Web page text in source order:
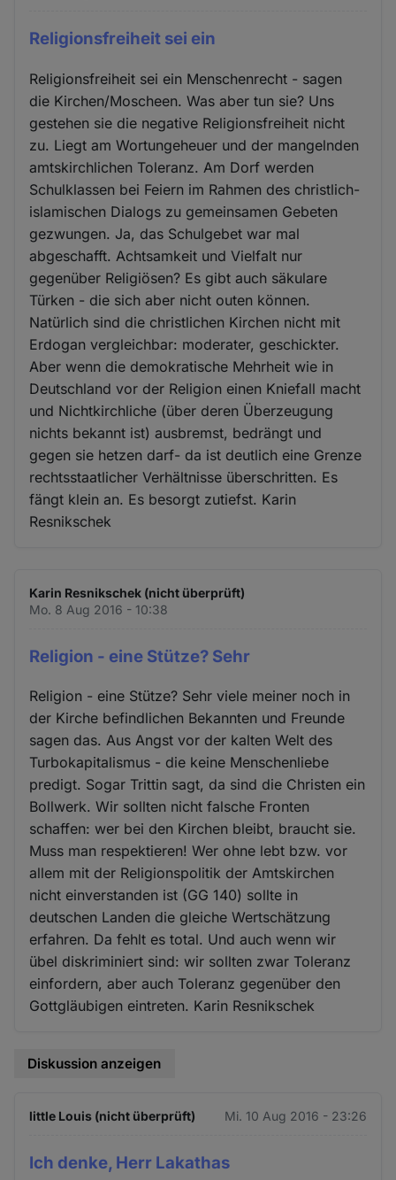
Religionsfreiheit sei ein
Religionsfreiheit sei ein Menschenrecht - sagen
die Kirchen/Moscheen. Was aber tun sie? Uns
gestehen sie die negative Religionsfreiheit nicht
zu. Liegt am Wortungeheuer und der mangelnden
amtskirchlichen Toleranz. Am Dorf werden
Schulklassen bei Feiern im Rahmen des christlich-
islamischen Dialogs zu gemeinsamen Gebeten
gezwungen. Ja, das Schulgebet war mal
abgeschafft. Achtsamkeit und Vielfalt nur
gegenüber Religiösen? Es gibt auch säkulare
Türken - die sich aber nicht outen können.
Natürlich sind die christlichen Kirchen nicht mit
Erdogan vergleichbar: moderater, geschickter.
Aber wenn die demokratische Mehrheit wie in
Deutschland vor der Religion einen Kniefall macht
und Nichtkirchliche (über deren Überzeugung
nichts bekannt ist) ausbremst, bedrängt und
gegen sie hetzen darf- da ist deutlich eine Grenze
rechtsstaatlicher Verhältnisse überschritten. Es
fängt klein an. Es besorgt zutiefst. Karin
Resnikschek
Karin Resnikschek (nicht überprüft)
Mo. 8 Aug 2016 - 10:38
Religion - eine Stütze? Sehr
Religion - eine Stütze? Sehr viele meiner noch in
der Kirche befindlichen Bekannten und Freunde
sagen das. Aus Angst vor der kalten Welt des
Turbokapitalismus - die keine Menschenliebe
predigt. Sogar Trittin sagt, da sind die Christen ein
Bollwerk. Wir sollten nicht falsche Fronten
schaffen: wer bei den Kirchen bleibt, braucht sie.
Muss man respektieren! Wer ohne lebt bzw. vor
allem mit der Religionspolitik der Amtskirchen
nicht einverstanden ist (GG 140) sollte in
deutschen Landen die gleiche Wertschätzung
erfahren. Da fehlt es total. Und auch wenn wir
übel diskriminiert sind: wir sollten zwar Toleranz
einfordern, aber auch Toleranz gegenüber den
Gottgläubigen eintreten. Karin Resnikschek
Diskussion anzeigen
little Louis (nicht überprüft) Mi. 10 Aug 2016 - 23:26
Ich denke, Herr Lakathas